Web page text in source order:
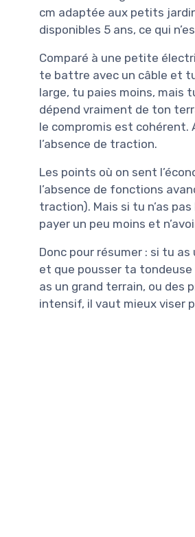
cm adaptée aux petits
disponibles 5 ans, ce qui
Comparé à une petite
te battre avec un câble et
large, tu paies moins, mais
dépend vraiment de ton
le compromis est
l’absence de traction.
Les points où on sent
l’absence de fonctions
traction). Mais si tu n’as
payer un peu moins et
Donc pour résumer : si tu
et que pousser ta
as un grand terrain, ou des
intensif, il vaut mieux viser